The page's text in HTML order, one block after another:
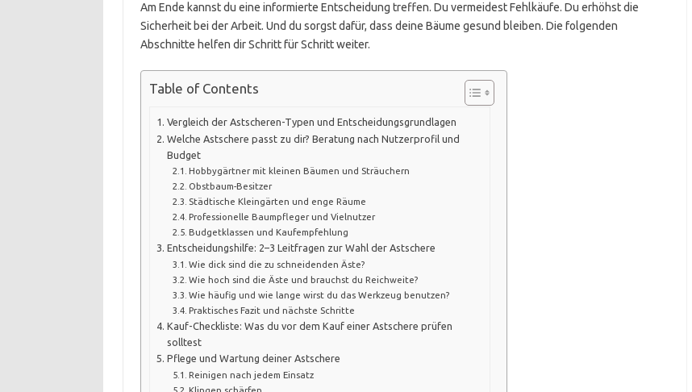
Am Ende kannst du eine informierte Entscheidung treffen. Du vermeidest Fehlkäufe. Du erhöhst die
Sicherheit bei der Arbeit. Und du sorgst dafür, dass deine Bäume gesund bleiben. Die folgenden
Abschnitte helfen dir Schritt für Schritt weiter.
Table of Contents
Vergleich der Astscheren-Typen und Entscheidungsgrundlagen
Welche Astschere passt zu dir? Beratung nach Nutzerprofil und
Budget
Hobbygärtner mit kleinen Bäumen und Sträuchern
Obstbaum-Besitzer
Städtische Kleingärten und enge Räume
Professionelle Baumpfleger und Vielnutzer
Budgetklassen und Kaufempfehlung
Entscheidungshilfe: 2–3 Leitfragen zur Wahl der Astschere
Wie dick sind die zu schneidenden Äste?
Wie hoch sind die Äste und brauchst du Reichweite?
Wie häufig und wie lange wirst du das Werkzeug benutzen?
Praktisches Fazit und nächste Schritte
Kauf-Checkliste: Was du vor dem Kauf einer Astschere prüfen
solltest
Pflege und Wartung deiner Astschere
Reinigen nach jedem Einsatz